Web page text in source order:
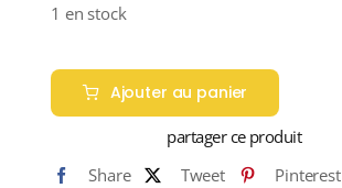
1 en stock
de
LOUIS
ROEDERER
"CRISTAL
Ajouter au panier
partager ce produit
Share
Tweet Pinterest